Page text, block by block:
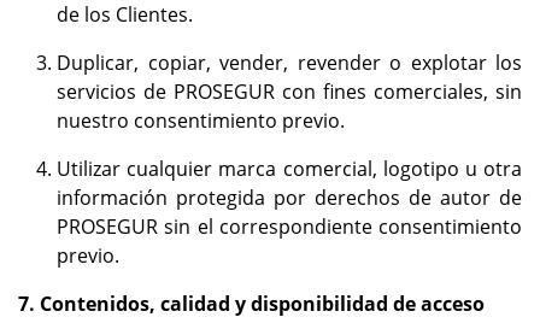
de los Clientes.
Duplicar, copiar, vender, revender o explotar los
servicios de PROSEGUR con fines comerciales, sin
nuestro consentimiento previo.
Utilizar cualquier marca comercial, logotipo u otra
información protegida por derechos de autor de
PROSEGUR sin el correspondiente consentimiento
previo.
7. Contenidos, calidad y disponibilidad de acceso